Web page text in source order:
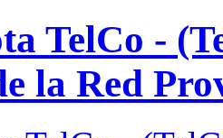
TelCo -
la Red